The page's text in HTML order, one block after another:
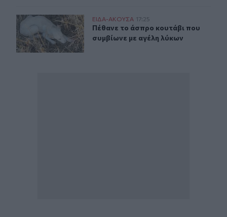
Πέθανε το άσπρο κουτάβι που συμβίωνε με αγέλη λύκων
ΕΙΔΑ-ΑΚΟΥΣΑ 17:25
Πέθανε το άσπρο κουτάβι που
Πέθανε το άσπρο κουτάβι που
συμβίωνε με αγέλη λύκων